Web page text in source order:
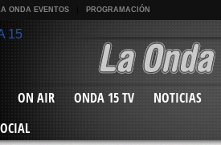
ONDA EVENTOS PROGRAMACIÓN
ON AIR ONDA 15 TV NOTICIAS